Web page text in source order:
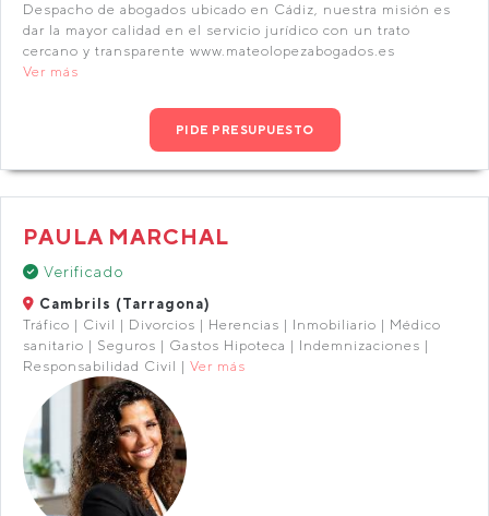
Despacho de abogados ubicado en Cádiz, nuestra misión es
dar la mayor calidad en el servicio jurídico con un trato
cercano y transparente www.mateolopezabogados.es
Ver más
PIDE PRESUPUESTO
PAULA MARCHAL
Verificado
Cambrils (Tarragona)
Tráfico | Civil | Divorcios | Herencias | Inmobiliario | Médico
sanitario | Seguros | Gastos Hipoteca | Indemnizaciones |
Responsabilidad Civil | Ver más